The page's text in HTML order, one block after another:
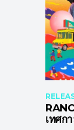
เทศก